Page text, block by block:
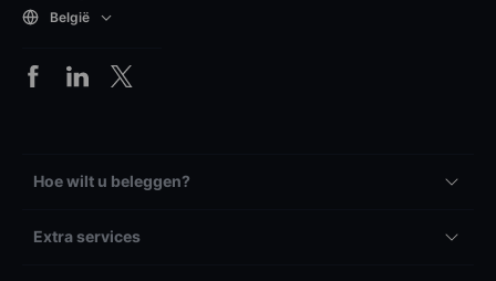
België
Hoe wilt u beleggen?
Extra services